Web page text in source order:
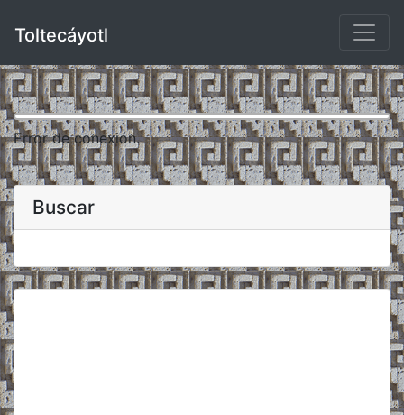
Toltecáyotl
Error de conexión.
Buscar